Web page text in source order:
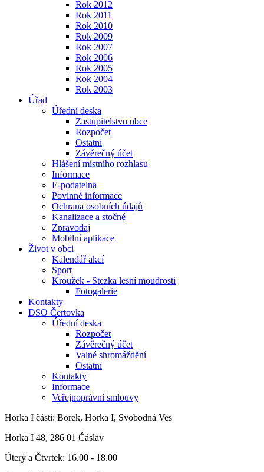
Rok 2012
Rok 2011
Rok 2010
Rok 2009
Rok 2007
Rok 2006
Rok 2005
Rok 2004
Rok 2003
Úřad
Úřední deska
Zastupitelstvo obce
Rozpočet
Ostatní
Závěrečný účet
Hlášení místního rozhlasu
Informace
E-podatelna
Povinné informace
Ochrana osobních údajů
Kanalizace a stočné
Zpravodaj
Mobilní aplikace
Život v obci
Kalendář akcí
Sport
Kroužek - Stezka lesní moudrosti
Fotogalerie
Kontakty
DSO Čertovka
Úřední deska
Rozpočet
Závěrečný účet
Valné shromáždění
Ostatní
Kontakty
Informace
Veřejnoprávní smlouvy
Horka I části: Borek, Horka I, Svobodná Ves
Horka I 48, 286 01 Čáslav
Úterý a Čtvrtek: 16.00 - 18.00